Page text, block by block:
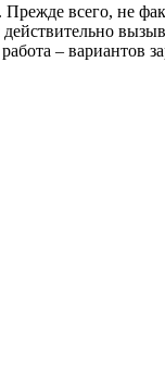
всего, не
– вариантов